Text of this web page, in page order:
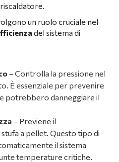
un ruolo cruciale nel
del sistema di
– Controlla la pressione nel
È essenziale per prevenire
potrebbero danneggiare il
– Previene il
a pellet. Questo tipo di
il sistema
temperature critiche.